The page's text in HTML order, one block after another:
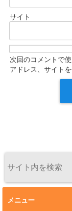
サイト
次回のコメントで
アドレス、サイトを
メニュー